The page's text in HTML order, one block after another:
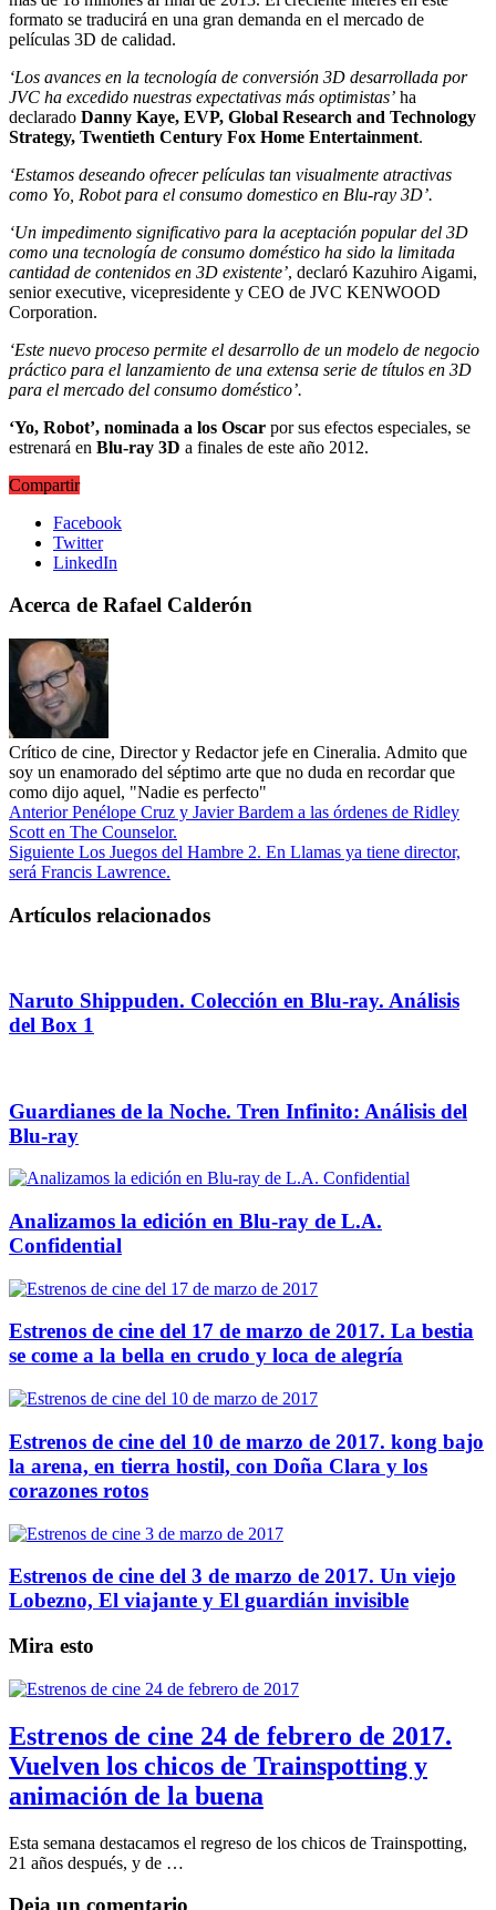
formato se traducirá en una gran demanda en el mercado de
películas 3D de calidad.
‘Los avances en la tecnología de conversión 3D desarrollada por
JVC ha excedido nuestras expectativas más optimistas’ ha
declarado Danny Kaye, EVP, Global Research and Technology
Strategy, Twentieth Century Fox Home Entertainment.
‘Estamos deseando ofrecer películas tan visualmente atractivas
como Yo, Robot para el consumo domestico en Blu-ray 3D’.
‘Un impedimento significativo para la aceptación popular del 3D
como una tecnología de consumo doméstico ha sido la limitada
cantidad de contenidos en 3D existente’, declaró Kazuhiro Aigami,
senior executive, vicepresidente y CEO de JVC KENWOOD
Corporation.
‘Este nuevo proceso permite el desarrollo de un modelo de negocio
práctico para el lanzamiento de una extensa serie de títulos en 3D
para el mercado del consumo doméstico’.
‘Yo, Robot’, nominada a los Oscar por sus efectos especiales, se
estrenará en Blu-ray 3D a finales de este año 2012.
Compartir
Facebook
Twitter
LinkedIn
Acerca de Rafael Calderón
Crítico de cine, Director y Redactor jefe en Cineralia. Admito que
soy un enamorado del séptimo arte que no duda en recordar que
como dijo aquel, "Nadie es perfecto"
AnteriorPenélope Cruz y Javier Bardem a las órdenes de Ridley
Scott en The Counselor.
Siguiente Los Juegos del Hambre 2. En Llamas ya tiene director,
será Francis Lawrence.
Artículos relacionados
Naruto Shippuden. Colección en Blu-ray. Análisis
del Box 1
Guardianes de la Noche. Tren Infinito: Análisis del
Blu-ray
Analizamos la edición en Blu-ray de L.A.
Confidential
Estrenos de cine del 17 de marzo de 2017. La bestia
se come a la bella en crudo y loca de alegría
Estrenos de cine del 10 de marzo de 2017. kong bajo
la arena, en tierra hostil, con Doña Clara y los
corazones rotos
Estrenos de cine del 3 de marzo de 2017. Un viejo
Lobezno, El viajante y El guardián invisible
Mira esto
Estrenos de cine 24 de febrero de 2017.
Vuelven los chicos de Trainspotting y
animación de la buena
Esta semana destacamos el regreso de los chicos de Trainspotting,
21 años después, y de …
Deja un comentario